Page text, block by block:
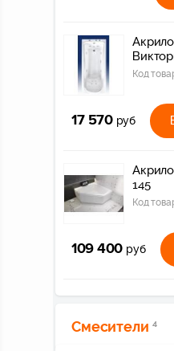
Код
17 570 руб
145
Код
109 400 руб
Смесители 4